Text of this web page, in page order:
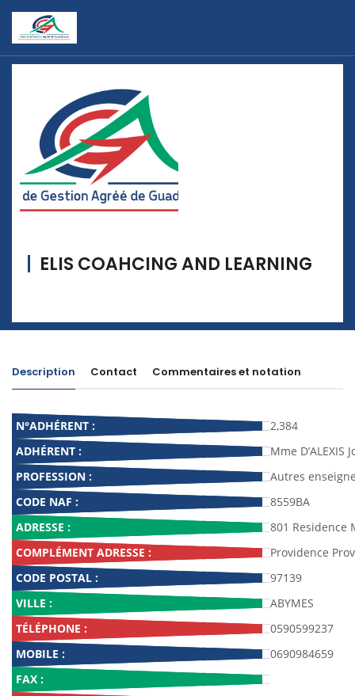
ELIS COAHCING AND LEARNING
Description Contact Commentaires et notation
N°ADHÉRENT :
2,384
ADHÉRENT :
Mme D’ALEXIS
PROFESSION :
Autres
CODE NAF :
8559BA
ADRESSE :
801 Residence
COMPLÉMENT ADRESSE :
Providence
CODE POSTAL :
97139
VILLE :
ABYMES
TÉLÉPHONE :
0590599237
MOBILE :
0690984659
FAX :